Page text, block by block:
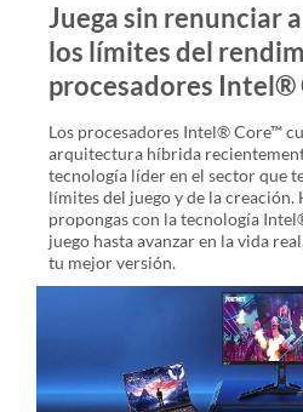
Juega sin renunciar
los límites del
procesadores Intel®
Los procesadores Intel® Core™
arquitectura híbrida
tecnología líder en el sector que
límites del juego y de la creación.
propongas con la tecnología
juego hasta avanzar en la vida
tu mejor versión.